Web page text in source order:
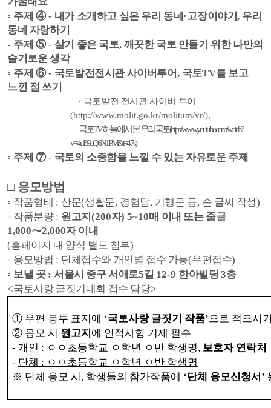
◦ 주제 ④- 내가 소개하고 싶은 우리 동네 ·고장이야기, 우리
동네 자랑하기
◦ 주제 ⑤- 살기 좋은 국토, 깨끗한 국토 만들기 위한 나만의
슬기로운 생각
◦ 주제 ⑥- 국토발전전시관 사이버투어 , 국토TV를 보고
느낀 점 쓰기
∙ 국토발전 전시관 사이버 투어
(http://www.molit.go.kr/molitum/vr/),
국토TV하늘에서 본 우리국토(https://www.youtube.com/watch?
v=4uB9cQ6N1PM&t=47s)
◦ 주제 ⑦- 국토의 소중함을 느낄 수 있는 자유로운 주제
□ 응모방법
◦ 작품형태 : 산문(생활문, 경험담, 기행문 등, 손 글씨 작성)
◦ 작품분량 : 원고지 (200자) 5~10매 이내 또는 줄글
1,000⁓2,000자 이내
(홈페이지 내 양식 별도 첨부)
◦ 응모방법 : 단체접수와 개인별 접수 가능(우편접수)
◦ 보낼 곳 : 서울시 중구 서애로5길 12-9 한아빌딩3층
<국토사랑 글짓기대회 접수 담당>
① 우편 봉투 표지에 ‘국토사랑 글짓기 작품’으로 적으시
② 응모 시 원고지 에 인적사항 기재 필수
- 개인 : ㅇㅇ 초등학교 ㅇ 학년 ㅇ 반 학생명, 보호자 연락처
- 단체 : ㅇㅇ 초등학교 ㅇ 학년 ㅇ 반 학생명
※ 단체 응모 시 , 학생들의 참가작품에 ‘단체 응모신청서 ’